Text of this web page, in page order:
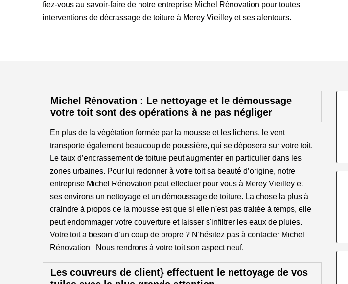
fiez-vous au savoir-faire de notre entreprise Michel Rénovation pour toutes
interventions de décrassage de toiture à Merey Vieilley et ses alentours.
Michel Rénovation : Le nettoyage et le démoussage
votre toit sont des opérations à ne pas négliger
En plus de la végétation formée par la mousse et les lichens, le vent
transporte également beaucoup de poussière, qui se déposera sur votre toit.
Le taux d’encrassement de toiture peut augmenter en particulier dans les
zones urbaines. Pour lui redonner à votre toit sa beauté d’origine, notre
entreprise Michel Rénovation peut effectuer pour vous à Merey Vieilley et
ses environs un nettoyage et un démoussage de toiture. La chose la plus à
craindre à propos de la mousse est que si elle n'est pas traitée à temps, elle
peut endommager votre couverture et laisser s'infiltrer les eaux de pluies.
Votre toit a besoin d’un coup de propre ? N’hésitez pas à contacter Michel
Rénovation . Nous rendrons à votre toit son aspect neuf.
Les couvreurs de client} effectuent le nettoyage de vos